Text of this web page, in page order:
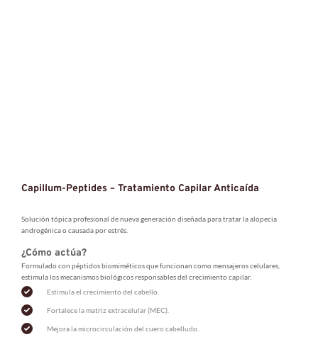
Capillum-Peptides – Tratamiento Capilar Anticaída
Solución tópica profesional de nueva generación diseñada para tratar la alopecia
androgénica o causada por estrés.
¿Cómo actúa?
Formulado con péptidos biomiméticos que funcionan como mensajeros celulares,
estimula los mecanismos biológicos responsables del crecimiento capilar.
Estimula el crecimiento del cabello.
Fortalece la matriz extracelular (MEC).
Mejora la microcirculación del cuero cabelludo.